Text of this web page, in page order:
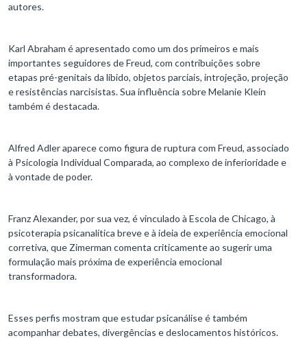
autores.
Karl Abraham é apresentado como um dos primeiros e mais
importantes seguidores de Freud, com contribuições sobre
etapas pré-genitais da libido, objetos parciais, introjeção, projeção
e resistências narcisistas. Sua influência sobre Melanie Klein
também é destacada.
Alfred Adler aparece como figura de ruptura com Freud, associado
à Psicologia Individual Comparada, ao complexo de inferioridade e
à vontade de poder.
Franz Alexander, por sua vez, é vinculado à Escola de Chicago, à
psicoterapia psicanalítica breve e à ideia de experiência emocional
corretiva, que Zimerman comenta criticamente ao sugerir uma
formulação mais próxima de experiência emocional
transformadora.
Esses perfis mostram que estudar psicanálise é também
acompanhar debates, divergências e deslocamentos históricos.